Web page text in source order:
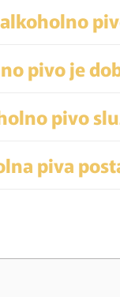
pivo je
pivo
piva